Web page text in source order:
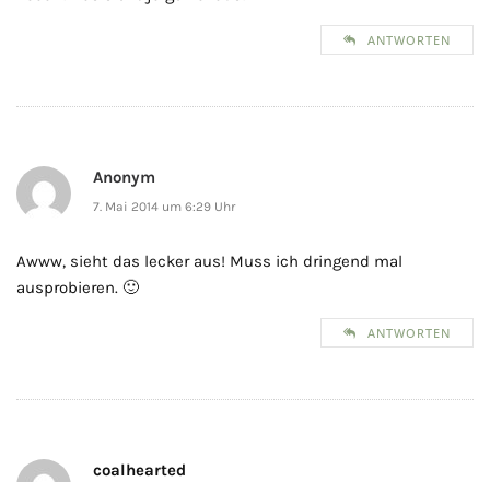
ANTWORTEN
Anonym
7. Mai 2014 um 6:29 Uhr
Awww, sieht das lecker aus! Muss ich dringend mal
ausprobieren. 🙂
ANTWORTEN
coalhearted